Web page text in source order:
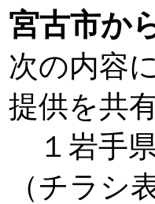
宮古市か
次の内容
提供を共
１岩手
（チラシ